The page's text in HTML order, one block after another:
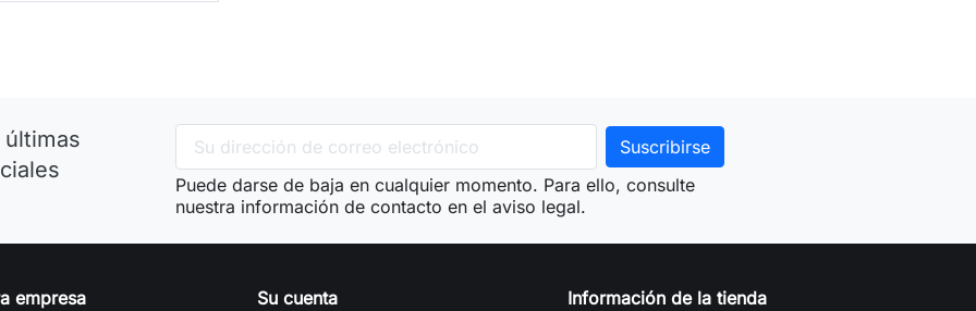
Puede darse de baja en cualquier momento. Para ello, consulte
nuestra información de contacto en el aviso legal.
empresa Su cuenta Información de la tienda